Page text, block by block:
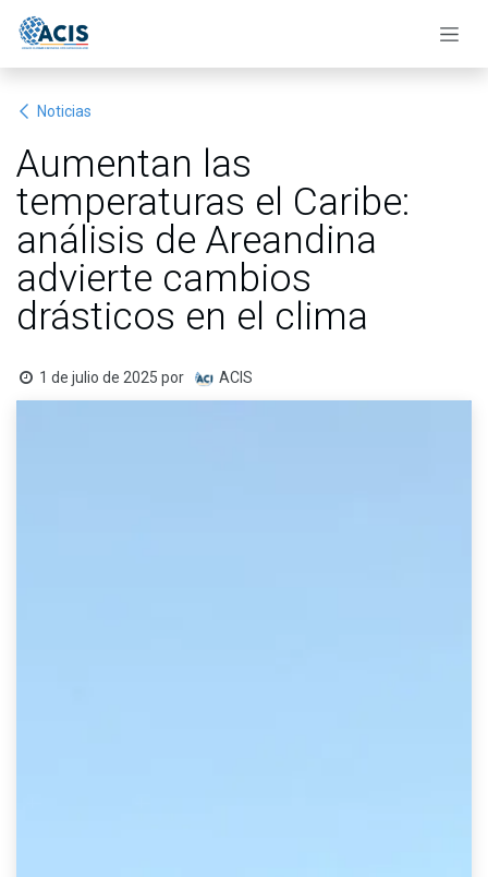
Noticias
Aumentan las
temperaturas el Caribe:
análisis de Areandina
advierte cambios
drásticos en el clima
1 de julio de 2025 por ACIS